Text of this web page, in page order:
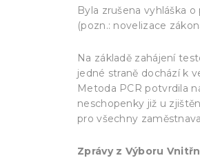
Byla zrušena vyhláška
(pozn.: novelizace
Na základě zahájení
jedné straně dochází k
Metoda PCR potvrdila
neschopenky již u
pro všechny
Zprávy z Výboru